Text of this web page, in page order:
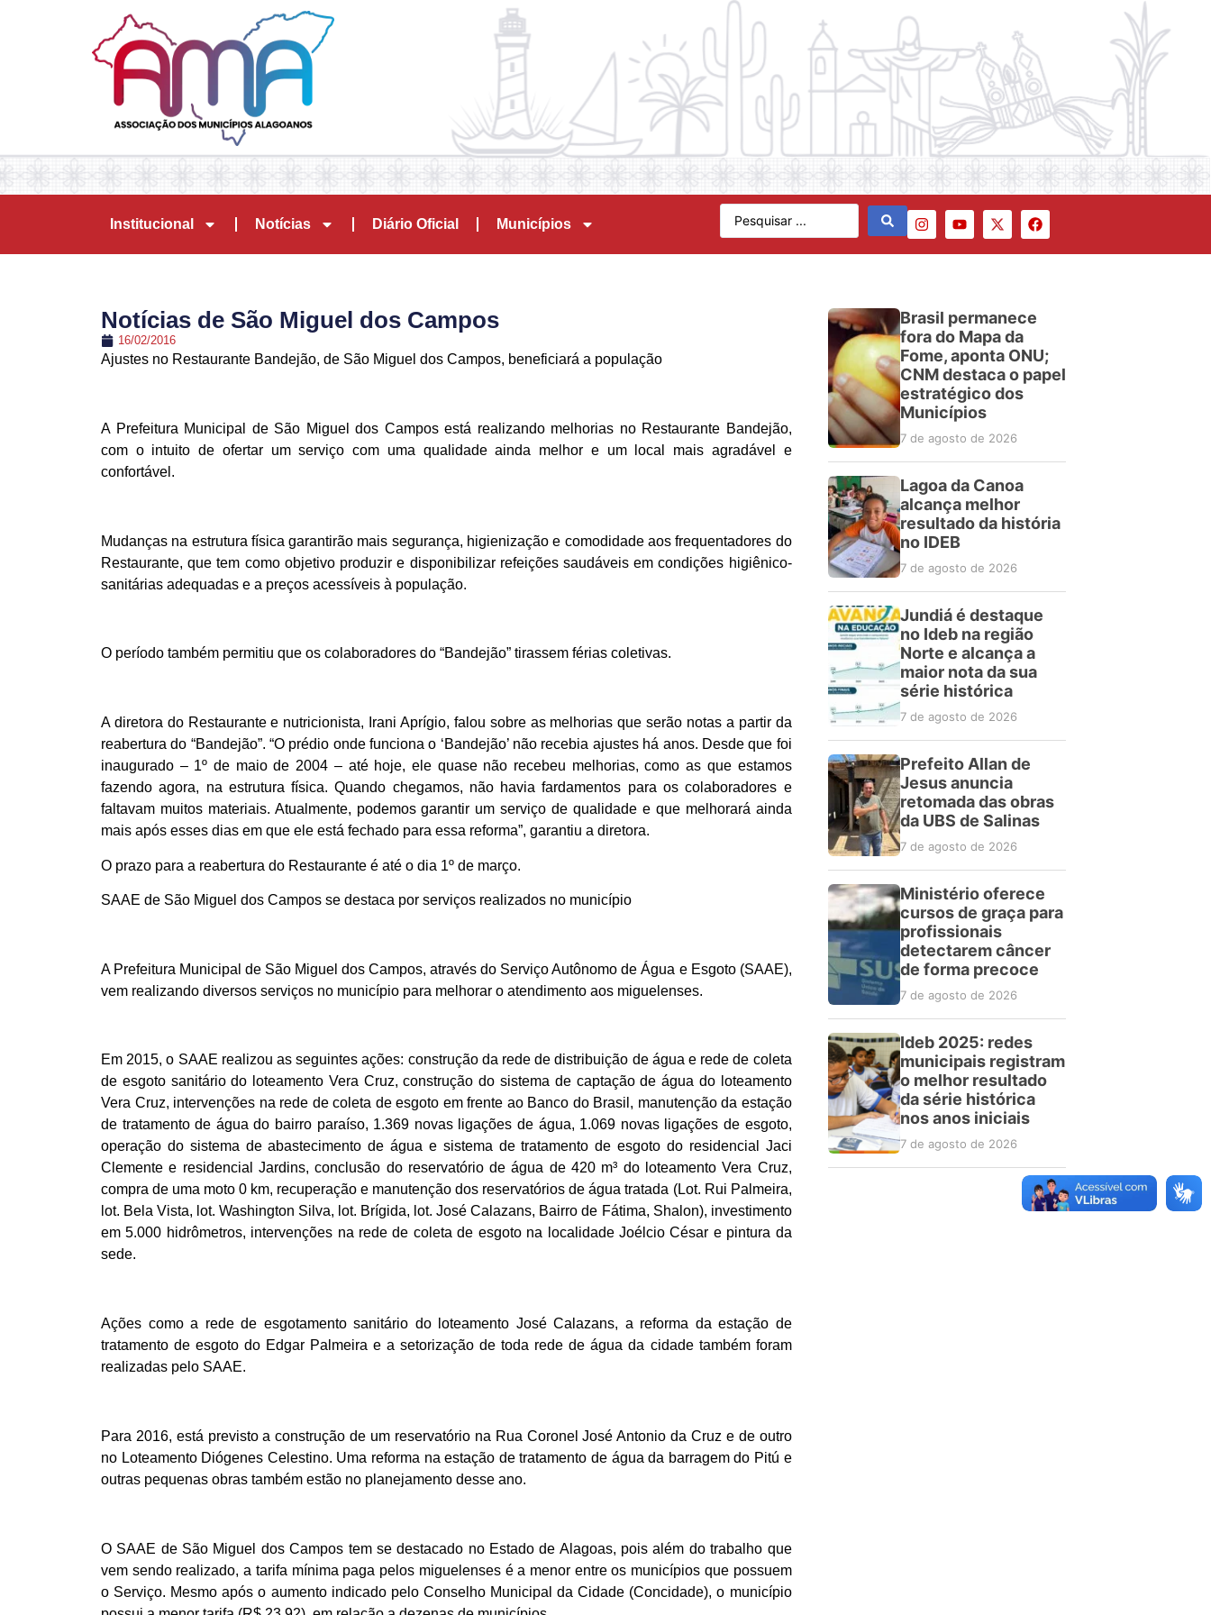
Institucional Notícias Diário Oficial Municípios
Notícias de São Miguel dos Campos
16/02/2016
Ajustes no Restaurante Bandejão, de São Miguel dos Campos, beneficiará a população
A Prefeitura Municipal de São Miguel dos Campos está realizando melhorias no Restaurante Bandejão,
com o intuito de ofertar um serviço com uma qualidade ainda melhor e um local mais agradável e
confortável.
Mudanças na estrutura física garantirão mais segurança, higienização e comodidade aos frequentadores do
Restaurante, que tem como objetivo produzir e disponibilizar refeições saudáveis em condições higiênico-
sanitárias adequadas e a preços acessíveis à população.
O período também permitiu que os colaboradores do “Bandejão” tirassem férias coletivas.
A diretora do Restaurante e nutricionista, Irani Aprígio, falou sobre as melhorias que serão notas a partir da
reabertura do “Bandejão”. “O prédio onde funciona o ‘Bandejão’ não recebia ajustes há anos. Desde que foi
inaugurado – 1º de maio de 2004 – até hoje, ele quase não recebeu melhorias, como as que estamos
fazendo agora, na estrutura física. Quando chegamos, não havia fardamentos para os colaboradores e
faltavam muitos materiais. Atualmente, podemos garantir um serviço de qualidade e que melhorará ainda
mais após esses dias em que ele está fechado para essa reforma”, garantiu a diretora.
O prazo para a reabertura do Restaurante é até o dia 1º de março.
SAAE de São Miguel dos Campos se destaca por serviços realizados no município
A Prefeitura Municipal de São Miguel dos Campos, através do Serviço Autônomo de Água e Esgoto (SAAE),
vem realizando diversos serviços no município para melhorar o atendimento aos miguelenses.
Em 2015, o SAAE realizou as seguintes ações: construção da rede de distribuição de água e rede de coleta
de esgoto sanitário do loteamento Vera Cruz, construção do sistema de captação de água do loteamento
Vera Cruz, intervenções na rede de coleta de esgoto em frente ao Banco do Brasil, manutenção da estação
de tratamento de água do bairro paraíso, 1.369 novas ligações de água, 1.069 novas ligações de esgoto,
operação do sistema de abastecimento de água e sistema de tratamento de esgoto do residencial Jaci
Clemente e residencial Jardins, conclusão do reservatório de água de 420 m³ do loteamento Vera Cruz,
compra de uma moto 0 km, recuperação e manutenção dos reservatórios de água tratada (Lot. Rui Palmeira,
lot. Bela Vista, lot. Washington Silva, lot. Brígida, lot. José Calazans, Bairro de Fátima, Shalon), investimento
em 5.000 hidrômetros, intervenções na rede de coleta de esgoto na localidade Joélcio César e pintura da
sede.
Ações como a rede de esgotamento sanitário do loteamento José Calazans, a reforma da estação de
tratamento de esgoto do Edgar Palmeira e a setorização de toda rede de água da cidade também foram
realizadas pelo SAAE.
Para 2016, está previsto a construção de um reservatório na Rua Coronel José Antonio da Cruz e de outro
no Loteamento Diógenes Celestino. Uma reforma na estação de tratamento de água da barragem do Pitú e
outras pequenas obras também estão no planejamento desse ano.
O SAAE de São Miguel dos Campos tem se destacado no Estado de Alagoas, pois além do trabalho que
vem sendo realizado, a tarifa mínima paga pelos miguelenses é a menor entre os municípios que possuem
o Serviço. Mesmo após o aumento indicado pelo Conselho Municipal da Cidade (Concidade), o município
Brasil permanece
fora do Mapa da
Fome, aponta ONU;
CNM destaca o papel
estratégico dos
Municípios
7 de agosto de 2026
Lagoa da Canoa
alcança melhor
resultado da história
no IDEB
7 de agosto de 2026
Jundiá é destaque
no Ideb na região
Norte e alcança a
maior nota da sua
série histórica
7 de agosto de 2026
Prefeito Allan de
Jesus anuncia
retomada das obras
da UBS de Salinas
7 de agosto de 2026
Ministério oferece
cursos de graça para
profissionais
detectarem câncer
de forma precoce
7 de agosto de 2026
Ideb 2025: redes
municipais registram
o melhor resultado
da série histórica
nos anos iniciais
7 de agosto de 2026